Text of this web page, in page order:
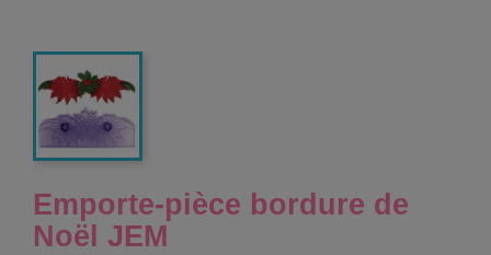
Emporte-pièce bordure de
Noël JEM